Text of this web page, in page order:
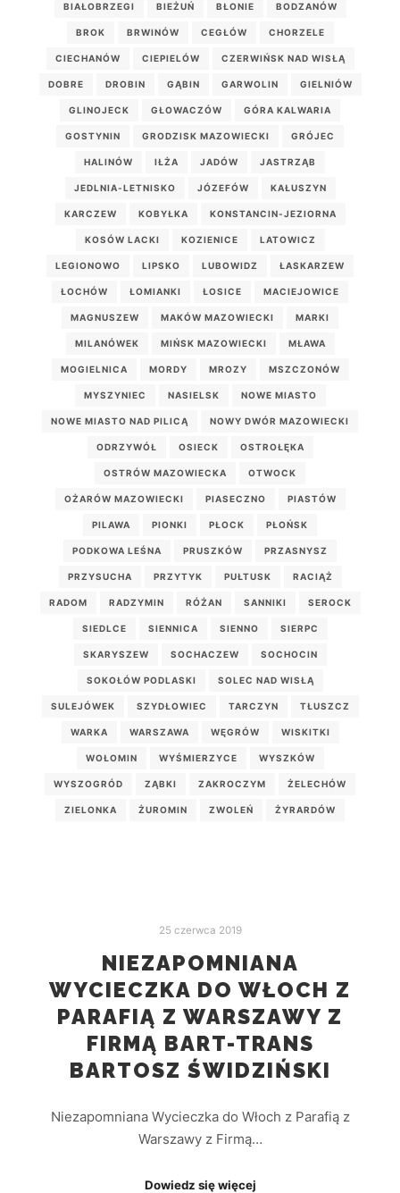
BIAŁOBRZEGI BIEŻUŃ BŁONIE BODZANÓW
BROK BRWINÓW CEGŁÓW CHORZELE
CIECHANÓW CIEPIELÓW CZERWIŃSK NAD WISŁĄ
DOBRE DROBIN GĄBIN GARWOLIN GIELNIÓW
GLINOJECK GŁOWACZÓW GÓRA KALWARIA
GOSTYNIN GRODZISK MAZOWIECKI GRÓJEC
HALINÓW IŁŻA JADÓW JASTRZĄB
JEDLNIA-LETNISKO JÓZEFÓW KAŁUSZYN
KARCZEW KOBYŁKA KONSTANCIN-JEZIORNA
KOSÓW LACKI KOZIENICE LATOWICZ
LEGIONOWO LIPSKO LUBOWIDZ ŁASKARZEW
ŁOCHÓW ŁOMIANKI ŁOSICE MACIEJOWICE
MAGNUSZEW MAKÓW MAZOWIECKI MARKI
MILANÓWEK MIŃSK MAZOWIECKI MŁAWA
MOGIELNICA MORDY MROZY MSZCZONÓW
MYSZYNIEC NASIELSK NOWE MIASTO
NOWE MIASTO NAD PILICĄ NOWY DWÓR MAZOWIECKI
ODRZYWÓŁ OSIECK OSTROŁĘKA
OSTRÓW MAZOWIECKA OTWOCK
OŻARÓW MAZOWIECKI PIASECZNO PIASTÓW
PILAWA PIONKI PŁOCK PŁOŃSK
PODKOWA LEŚNA PRUSZKÓW PRZASNYSZ
PRZYSUCHA PRZYTYK PUŁTUSK RACIĄŻ
RADOM RADZYMIN RÓŻAN SANNIKI SEROCK
SIEDLCE SIENNICA SIENNO SIERPC
SKARYSZEW SOCHACZEW SOCHOCIN
SOKOŁÓW PODLASKI SOLEC NAD WISŁĄ
SULEJÓWEK SZYDŁOWIEC TARCZYN TŁUSZCZ
WARKA WARSZAWA WĘGRÓW WISKITKI
WOŁOMIN WYŚMIERZYCE WYSZKÓW
WYSZOGRÓD ZĄBKI ZAKROCZYM ŻELECHÓW
ZIELONKA ŻUROMIN ZWOLEŃ ŻYRARDÓW
25 czerwca 2019
NIEZAPOMNIANA
WYCIECZKA DO WŁOCH Z
PARAFIĄ Z WARSZAWY Z
FIRMĄ BART-TRANS
BARTOSZ ŚWIDZIŃSKI
Niezapomniana Wycieczka do Włoch z Parafią z
Warszawy z Firmą…
Dowiedz się więcej